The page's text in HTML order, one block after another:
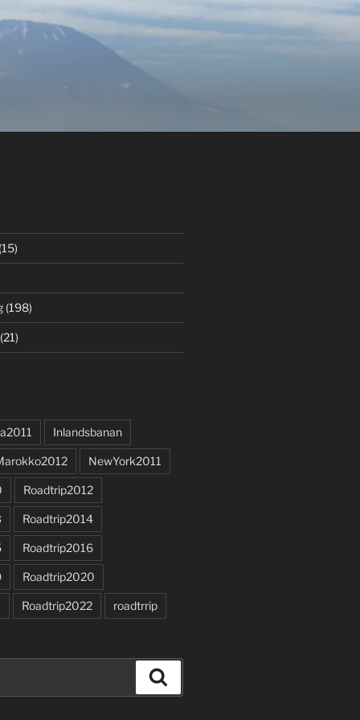
(198)
Inlandsbanan
NewYork2011
Roadtrip2012
Roadtrip2014
Roadtrip2016
Roadtrip2020
Roadtrip2022 roadtrrip